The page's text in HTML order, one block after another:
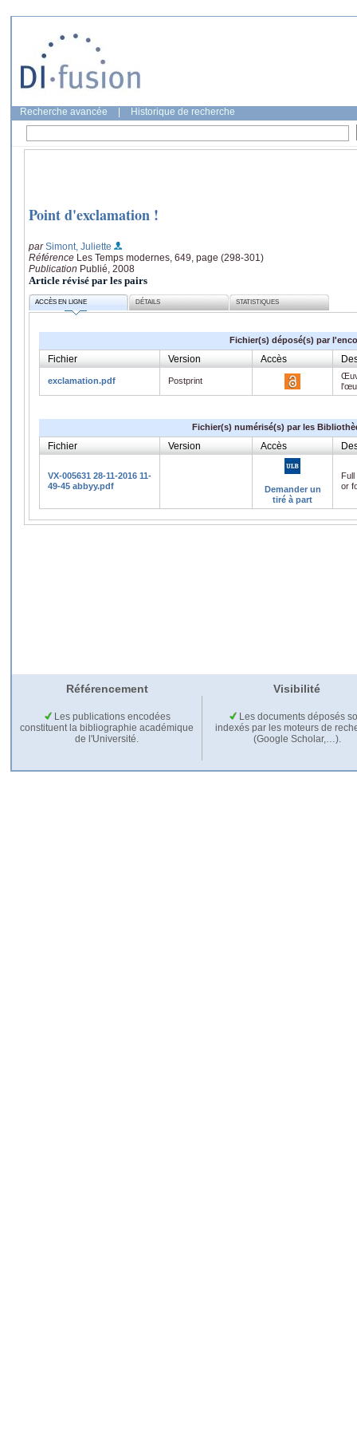
Recherche avancée Historique de recherche
Point d'exclamation !
parSimont, Juliette
Référence Les Temps modernes, 649, page (298-301)
Publication Publié, 2008
Article révisé par les pairs
ACCÈS EN LIGNE DÉTAILS STATISTIQUES
Fichier(s) déposé(s) par
Fichier Version Accès
exclamation.pdf Postprint
Fichier(s) numérisé(s) par les
Fichier Version Accès
VX-005631 28-11-2016 11-
49-45 abbyy.pdf
Demander un
tiré à part
or
Référencement Visibilité
Les publications encodées
constituent la bibliographie académique
de l'Université.
Les documents déposés
indexés par les moteurs de
(Google Scholar,…).